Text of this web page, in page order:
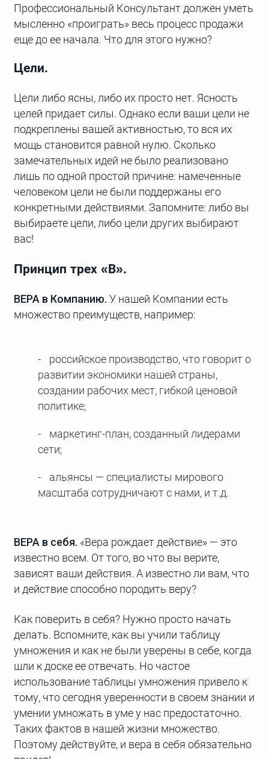
Профессиональный Консультант должен уметь
мысленно «проиграть» весь процесс продажи
еще до ее начала. Что для этого нужно?
Цели.
Цели либо ясны, либо их просто нет. Ясность
целей придает силы. Однако если ваши цели не
подкреплены вашей активностью, то вся их
мощь становится равной нулю. Сколько
замечательных идей не было реализовано
лишь по одной простой причине: намеченные
человеком цели не были поддержаны его
конкретными действиями. Запомните: либо вы
выбираете цели, либо цели других выбирают
вас!
Принцип трех «В».
ВЕРА в Компанию. У нашей Компании есть
множество преимуществ, например:
российское производство, что говорит о
развитии экономики нашей страны,
создании рабочих мест, гибкой ценовой
политике;
маркетинг-план, созданный лидерами
сети;
альянсы — специалисты мирового
масштаба сотрудничают с нами, и т.д.
ВЕРА в себя. «Вера рождает действие» — это
известно всем. От того, во что вы верите,
зависят ваши действия. А известно ли вам, что
и действие способно породить веру?
Как поверить в себя? Нужно просто начать
делать. Вспомните, как вы учили таблицу
умножения и как не были уверены в себе, когда
шли к доске ее отвечать. Но частое
использование таблицы умножения привело к
тому, что сегодня уверенности в своем знании и
умении умножать в уме у нас предостаточно.
Таких фактов в нашей жизни множество.
Поэтому действуйте, и вера в себя обязательно